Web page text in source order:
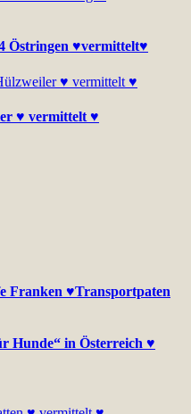
Östringen ♥vermittelt♥
♥ vermittelt ♥
Franken ♥Transportpaten
Hunde“ in Österreich ♥